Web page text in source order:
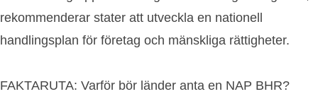
rekommenderar stater att utveckla en nationell
handlingsplan för företag och mänskliga rättigheter.
FAKTARUTA: Varför bör länder anta en NAP BHR?